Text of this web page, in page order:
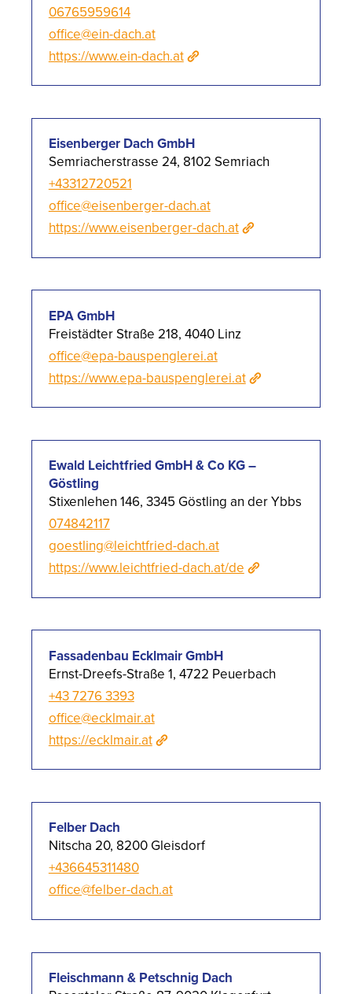
06765959614
office@ein-dach.at
https://www.ein-dach.at
Eisenberger Dach GmbH
Semriacherstrasse 24, 8102 Semriach
+43312720521
office@eisenberger-dach.at
https://www.eisenberger-dach.at
EPA GmbH
Freistädter Straße 218, 4040 Linz
office@epa-bauspenglerei.at
https://www.epa-bauspenglerei.at
Ewald Leichtfried GmbH & Co KG –
Göstling
Stixenlehen 146, 3345 Göstling an der Ybbs
074842117
goestling@leichtfried-dach.at
https://www.leichtfried-dach.at/de
Fassadenbau Ecklmair GmbH
Ernst-Dreefs-Straße 1, 4722 Peuerbach
+43 7276 3393
office@ecklmair.at
https://ecklmair.at
Felber Dach
Nitscha 20, 8200 Gleisdorf
+436645311480
office@felber-dach.at
Fleischmann & Petschnig Dach